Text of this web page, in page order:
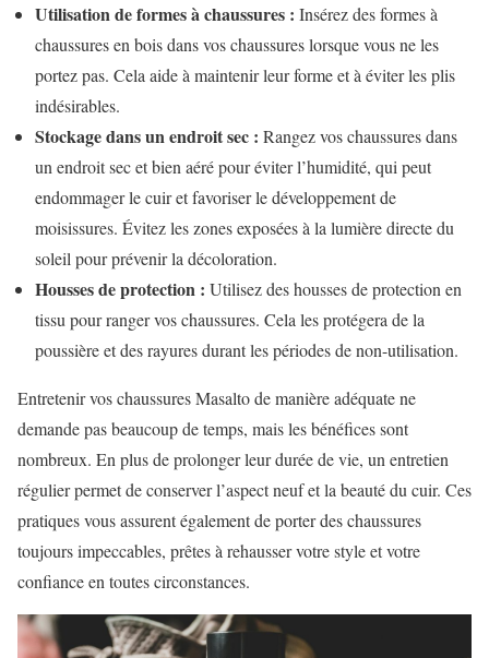
Utilisation de formes à chaussures : Insérez des formes à
chaussures en bois dans vos chaussures lorsque vous ne les
portez pas. Cela aide à maintenir leur forme et à éviter les plis
indésirables.
Stockage dans un endroit sec : Rangez vos chaussures dans
un endroit sec et bien aéré pour éviter l’humidité, qui peut
endommager le cuir et favoriser le développement de
moisissures. Évitez les zones exposées à la lumière directe du
soleil pour prévenir la décoloration.
Housses de protection : Utilisez des housses de protection en
tissu pour ranger vos chaussures. Cela les protégera de la
poussière et des rayures durant les périodes de non-utilisation.
Entretenir vos chaussures Masalto de manière adéquate ne
demande pas beaucoup de temps, mais les bénéfices sont
nombreux. En plus de prolonger leur durée de vie, un entretien
régulier permet de conserver l’aspect neuf et la beauté du cuir. Ces
pratiques vous assurent également de porter des chaussures
toujours impeccables, prêtes à rehausser votre style et votre
confiance en toutes circonstances.